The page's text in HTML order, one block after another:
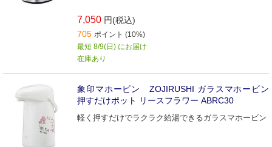
7,050 円(税込)
705 ポイント (10%)
最短 8/9(日) にお届け
在庫あり
象印マホービン ZOJIRUSHI ガラスマホービン
押すだけポット リースフラワー ABRC30
軽く押すだけでラクラク給湯できるガラスマホービン